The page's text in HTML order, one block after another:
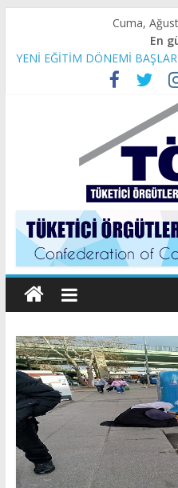
content
Cuma,
En
YENİ EĞİTİM DÖNEMİ
OKULLAR İLE SINAVI
İBB BAŞKAN VEKİLİ SAYIN
Son 4 yılda Temel Gıda
TÜKETİCİ HAKLARI GERİYE
Tüketici
Örgütleri
(TÖK)
Tüketici
Örgütleri
Konfederasyonu
(TÖK)